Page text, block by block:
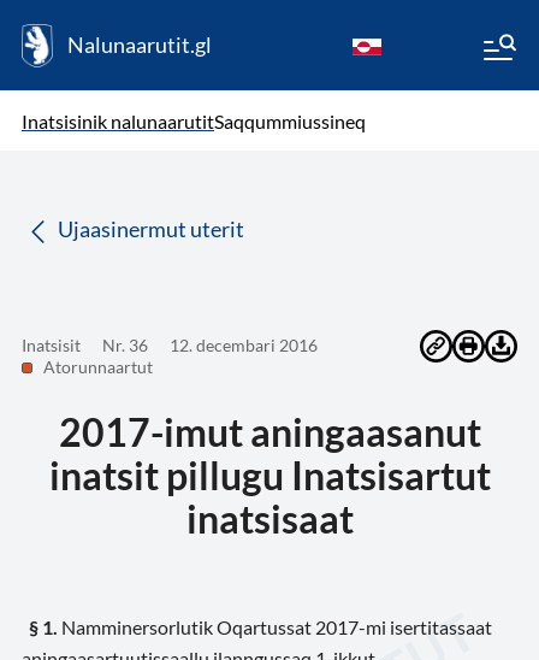
Nalunaarutit.gl
Inatsisinik nalunaarutitSaqqummiussineq
Ujaasinermut uterit
Inatsisit Nr. 36
12. decembari 2016
Atorunnaartut
2017-imut aningaasanut
inatsit pillugu Inatsisartut
inatsisaat
§ 1. Namminersorlutik Oqartussat 2017-mi isertitassaat